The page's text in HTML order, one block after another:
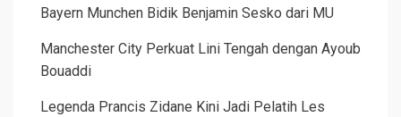
Bayern Munchen Bidik Benjamin Sesko dari MU
Manchester City Perkuat Lini Tengah dengan Ayoub
Bouaddi
Legenda Prancis Zidane Kini Jadi Pelatih Les